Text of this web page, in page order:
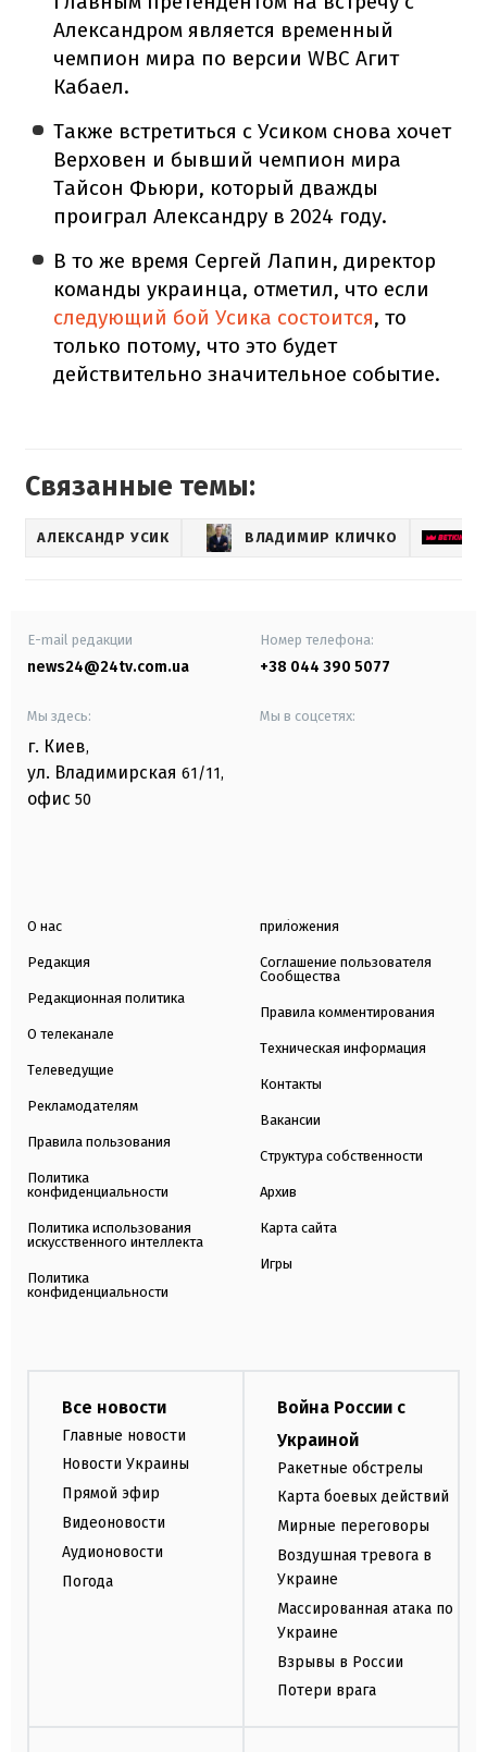
Александром является временный
чемпион мира по версии WBC Агит
Кабаел.
Также встретиться с Усиком снова хочет
Верховен и бывший чемпион мира
Тайсон Фьюри, который дважды
проиграл Александру в 2024 году.
В то же время Сергей Лапин, директор
команды украинца, отметил, что если
следующий бой Усика состоится, то
только потому, что это будет
действительно значительное событие.
Связанные темы:
АЛЕКСАНДР УСИК ВЛАДИМИР КЛИЧКО
E-mail редакции
news24@24tv.com.ua
Номер телефона:
+38 044 390 5077
Мы здесь:
г. Киев,
ул. Владимирская 61/11,
офис 50
Мы в соцсетях:
О нас
Редакция
Редакционная политика
О телеканале
Телеведущие
Рекламодателям
Правила пользования
Политика
конфиденциальности
Политика использования
искусственного интеллекта
Политика
конфиденциальности
приложения
Соглашение пользователя
Сообщества
Правила комментирования
Техническая информация
Контакты
Вакансии
Структура собственности
Архив
Карта сайта
Игры
Все новости
Главные новости
Новости Украины
Прямой эфир
Видеоновости
Аудионовости
Погода
Война России с
Украиной
Ракетные обстрелы
Карта боевых действий
Мирные переговоры
Воздушная тревога в
Украине
Массированная атака по
Украине
Взрывы в России
Потери врага